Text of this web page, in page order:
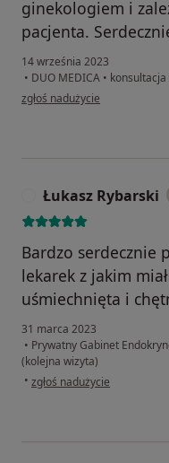
ginekologiem i
pacjenta.
14 września 2023
• DUO MEDICA •
w opinii użytkownika Paulina
zgłoś nadużycie
Łukasz Rybarski
Bardzo serdecznie
lekarek z jakim
uśmiechnięta i
31 marca 2023
• Prywatny Gabinet
(kolejna wizyta)
• w opinii użytkownika Łukasz
zgłoś nadużycie